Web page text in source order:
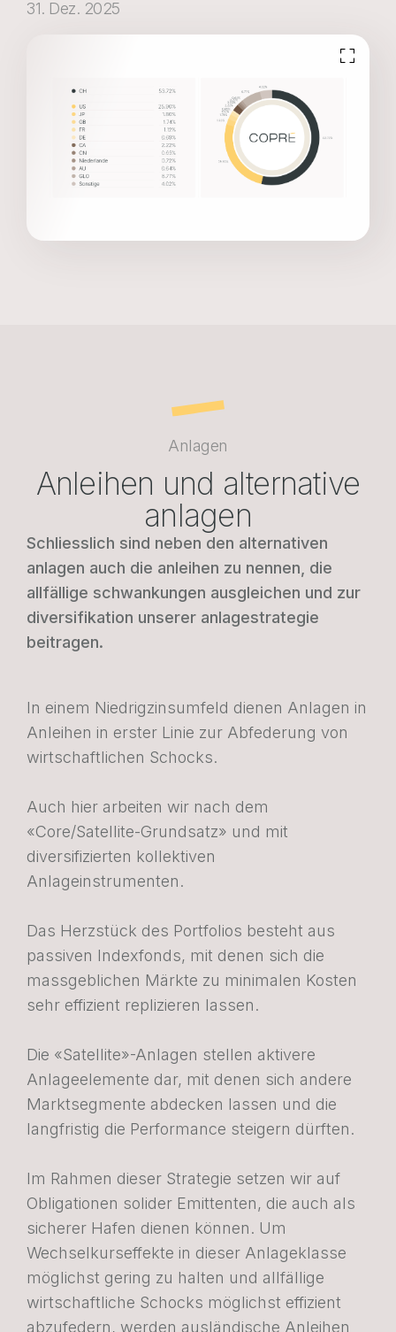
31. Dez. 2025
Anlagen
Anleihen und alternative
anlagen
Schliesslich sind neben den alternativen
anlagen auch die anleihen zu nennen, die
allfällige schwankungen ausgleichen und zur
diversifikation unserer anlagestrategie
beitragen.
In einem Niedrigzinsumfeld dienen Anlagen in
Anleihen in erster Linie zur Abfederung von
wirtschaftlichen Schocks.
Auch hier arbeiten wir nach dem
«Core/Satellite-Grundsatz» und mit
diversifizierten kollektiven
Anlageinstrumenten.
Das Herzstück des Portfolios besteht aus
passiven Indexfonds, mit denen sich die
massgeblichen Märkte zu minimalen Kosten
sehr effizient replizieren lassen.
Die «Satellite»-Anlagen stellen aktivere
Anlageelemente dar, mit denen sich andere
Marktsegmente abdecken lassen und die
langfristig die Performance steigern dürften.
Im Rahmen dieser Strategie setzen wir auf
Obligationen solider Emittenten, die auch als
sicherer Hafen dienen können. Um
Wechselkurseffekte in dieser Anlageklasse
möglichst gering zu halten und allfällige
wirtschaftliche Schocks möglichst effizient
abzufedern, werden ausländische Anleihen